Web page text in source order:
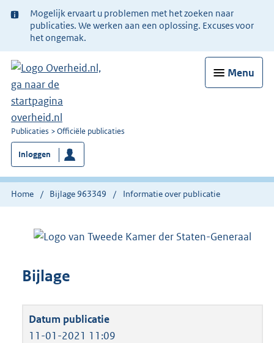
Ter
informatie:
Mogelijk ervaart u problemen met het zoeken naar
publicaties. We werken aan een oplossing. Excuses voor
het ongemak.
Menu
U
bent
nu
hier:
Publicaties Officiële publicaties
Inloggen
Home Bijlage 963349 Informatie over publicatie
Bijlage
11-01-2021 11:09